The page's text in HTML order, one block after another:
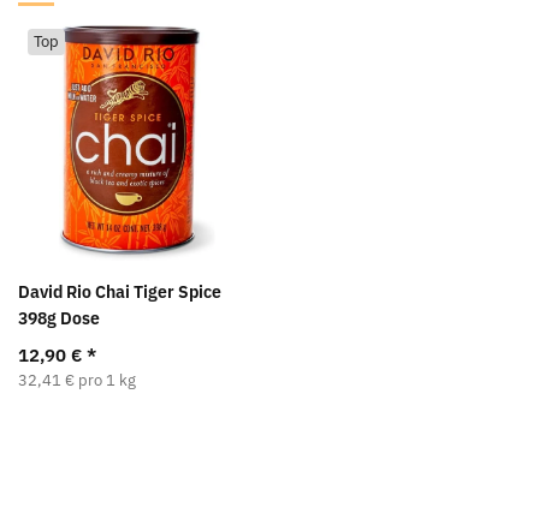
Top
David Rio Chai Tiger Spice
398g Dose
12,90 € *
32,41 € pro 1 kg